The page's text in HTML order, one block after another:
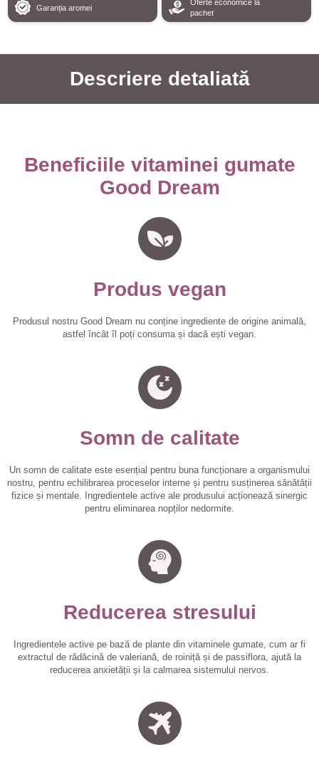
Garanția aromei
Oferte economice la
pachet
Descriere detaliată
Beneficiile vitaminei gumate
Good Dream
Produs vegan
Produsul nostru Good Dream nu conține ingrediente de origine animală,
astfel încât îl poți consuma și dacă ești vegan.
Somn de calitate
Un somn de calitate este esențial pentru buna funcționare a organismului
nostru, pentru echilibrarea proceselor interne și pentru susținerea sănătății
fizice și mentale. Ingredientele active ale produsului acționează sinergic
pentru eliminarea nopților nedormite.
Reducerea stresului
Ingredientele active pe bază de plante din vitaminele gumate, cum ar fi
extractul de rădăcină de valeriană, de roiniță și de passiflora, ajută la
reducerea anxietății și la calmarea sistemului nervos.